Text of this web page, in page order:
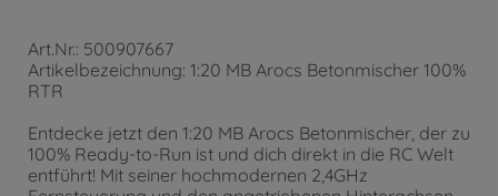
Art.Nr.: 500907667
Artikelbezeichnung: 1:20 MB Arocs Betonmischer 100%
RTR
Entdecke jetzt den 1:20 MB Arocs Betonmischer, der zu
100% Ready-to-Run ist und dich direkt in die RC Welt
entführt! Mit seiner hochmodernen 2,4GHz